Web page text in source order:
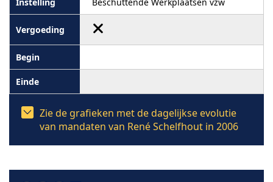
Zie de grafieken met de dagelijkse evolutie
van mandaten van René Schelfhout in 2006